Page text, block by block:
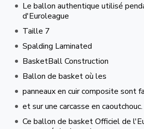
Le ballon authentique utilisé
d'Euroleague
Taille 7
Spalding Laminated
BasketBall Construction
Ballon de basket où les
panneaux en cuir composite sont
et sur une carcasse en caoutchouc.
Ce ballon de basket Officiel de